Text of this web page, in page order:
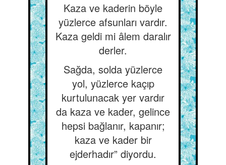
Kaza ve kaderin böyle
yüzlerce afsunları vardır.
Kaza geldi mi âlem daralır
derler.
Sağda, solda yüzlerce
yol, yüzlerce kaçıp
kurtulunacak yer vardır
da kaza ve kader, gelince
hepsi bağlanır, kapanır;
kaza ve kader bir
ejderhadır” diyordu.